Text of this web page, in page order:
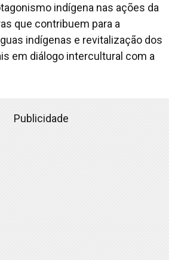
indígena nas ações da
que contribuem para a
indígenas e revitalização dos
em diálogo intercultural com a
Publicidade